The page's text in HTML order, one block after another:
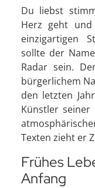
Du liebst
Herz geht
einzigartigen
sollte der
Radar sein.
bürgerlichem
den letzten
Künstler
Texten zieht er
Frühes
Anfang